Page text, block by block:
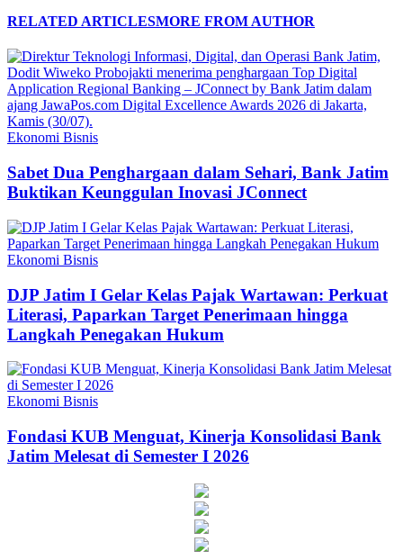
RELATED ARTICLESMORE FROM AUTHOR
Ekonomi Bisnis
Sabet Dua Penghargaan dalam Sehari, Bank Jatim
Buktikan Keunggulan Inovasi JConnect
Ekonomi Bisnis
DJP Jatim I Gelar Kelas Pajak Wartawan: Perkuat
Literasi, Paparkan Target Penerimaan hingga
Langkah Penegakan Hukum
Ekonomi Bisnis
Fondasi KUB Menguat, Kinerja Konsolidasi Bank
Jatim Melesat di Semester I 2026